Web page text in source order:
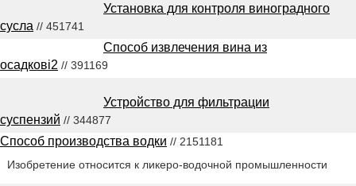
Установка для контроля виноградного
сусла // 451741
Способ извлечения вина из
осадковi2 // 391169
Устройство для фильтрации
суспензий // 344877
Способ производства водки // 2151181
Изобретение относится к ликеро-водочной промышленности